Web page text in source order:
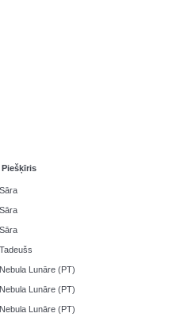
Piešķīris
Sāra
Sāra
Sāra
Tadeušs
Nebula Lunāre (PT)
Nebula Lunāre (PT)
Nebula Lunāre (PT)